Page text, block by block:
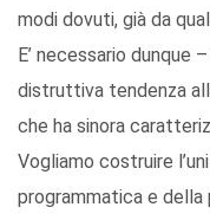
modi dovuti, già da
E’ necessario dunque
distruttiva tendenza
che ha sinora
Vogliamo costruire
programmatica e della